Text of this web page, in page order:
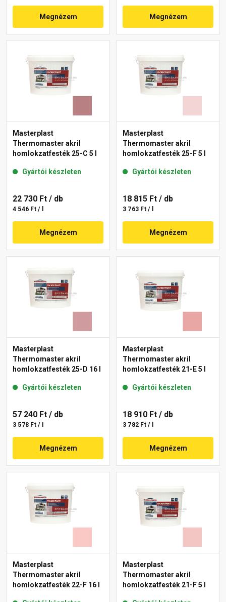
Megnézem Megnézem
Masterplast
Thermomaster akril
homlokzatfesték 25-C 5 l
Gyártói készleten
22 730 Ft / db
4 546 Ft / l
Megnézem
Masterplast
Thermomaster akril
homlokzatfesték 25-F 5 l
Gyártói készleten
18 815 Ft / db
3 763 Ft / l
Megnézem
Masterplast
Thermomaster akril
homlokzatfesték 25-D 16 l
Gyártói készleten
57 240 Ft / db
3 578 Ft / l
Megnézem
Masterplast
Thermomaster akril
homlokzatfesték 21-E 5 l
Gyártói készleten
18 910 Ft / db
3 782 Ft / l
Megnézem
Masterplast
Thermomaster akril
homlokzatfesték 22-F 16 l
Masterplast
Thermomaster akril
homlokzatfesték 21-F 5 l